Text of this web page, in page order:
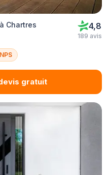
Chartres 4,8
189 avis
gratuit